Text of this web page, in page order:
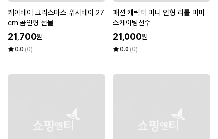
케어베어 크리스마스 위시베어 27
cm 곰인형 선물
21,700원
0.0 (0)
패션 캐릭터 미니 인형 리틀 미미
스케이팅선수
21,000원
0.0 (0)